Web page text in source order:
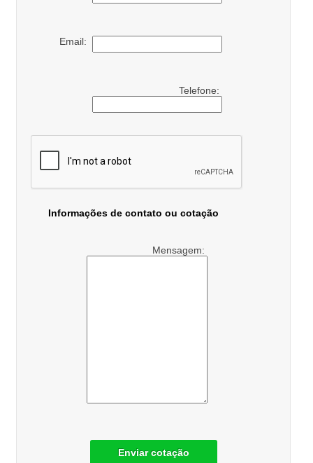
Email:
Telefone:
Informações de contato ou cotação
Mensagem:
Enviar cotação